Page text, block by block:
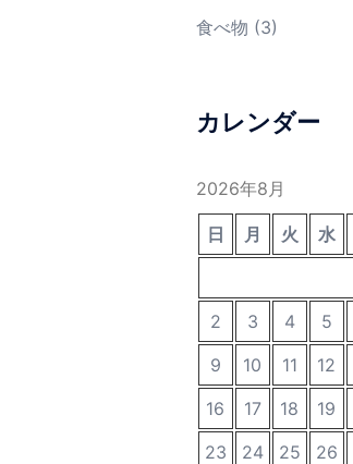
食べ物 (3)
カレンダー
2026年8月
日 月 火 水
2
3 4 5
9
10 11 12
16
17 18 19
23
24 25 26